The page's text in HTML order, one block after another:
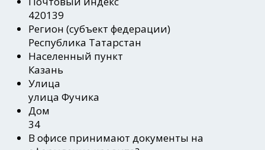
420139
Регион (субъект федерации)
Республика Татарстан
Населенный пункт
Казань
Улица
улица Фучика
Дом
34
В офисе принимают документы на